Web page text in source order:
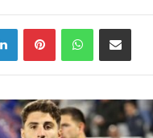
LinkedinPinterestWhatsAppPartager par email